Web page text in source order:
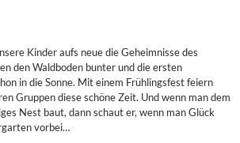
Kinder aufs neue die Geheimnisse des
den Waldboden bunter und die ersten
in die Sonne. Mit einem Frühlingsfest feiern
Gruppen diese schöne Zeit. Und wenn man dem
Nest baut, dann schaut er, wenn man Glück
vorbei…